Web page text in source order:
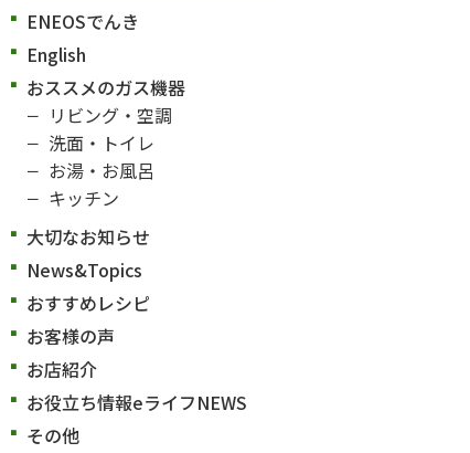
ENEOSでんき
English
おススメのガス機器
リビング・空調
洗面・トイレ
お湯・お風呂
キッチン
大切なお知らせ
News&Topics
おすすめレシピ
お客様の声
お店紹介
お役立ち情報eライフNEWS
その他